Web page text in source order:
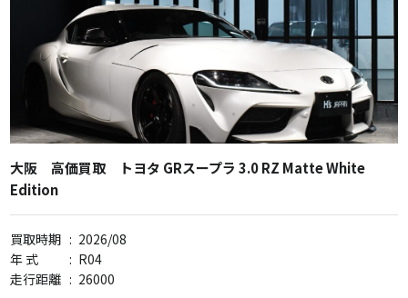
大阪 高価買取 トヨタ GRスープラ 3.0 RZ Matte White
Edition
買取時期 : 2026/08
年 式
: R04
走行距離 : 26000